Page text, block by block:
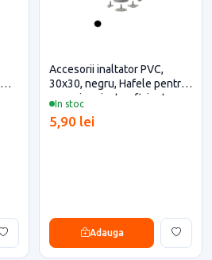
In stoc
Accesorii inaltator PVC,
30x30, negru, Hafele pentru
casa si proiecte eficiente
5,90 lei
Adauga